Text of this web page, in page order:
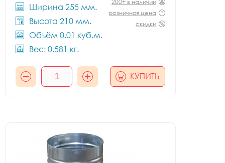
Ширина 255 мм.
Высота 210 мм.
Объём 0.01 куб.м.
Вес: 0.581 кг.
200+ в наличии
розничная цена
скидки
КУПИТЬ